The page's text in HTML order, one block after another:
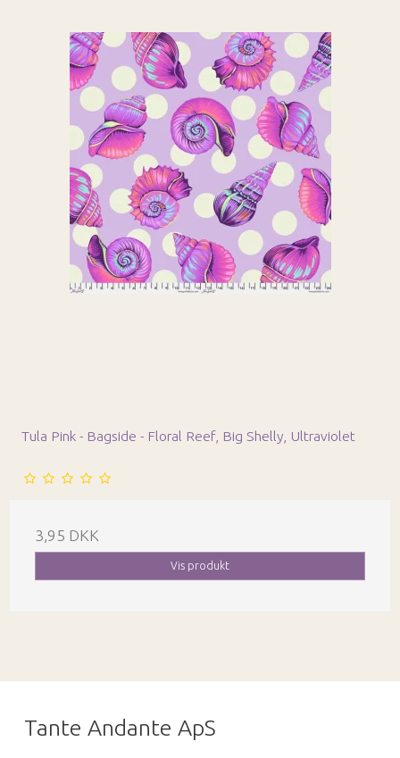
Tula Pink - Bagside - Floral Reef, Big Shelly, Ultraviolet
3,95 DKK
Vis produkt
Tante Andante ApS